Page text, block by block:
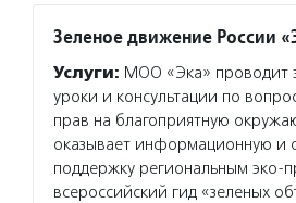
Зеленое движение России
Услуги: МОО «Эка» проводит
уроки и консультации по
прав на благоприятную
оказывает информационную и
поддержку региональным эко-
всероссийский гид «зеленых